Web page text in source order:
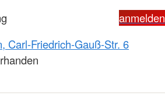
anmelden
Carl-Friedrich-Gauß-Str. 6